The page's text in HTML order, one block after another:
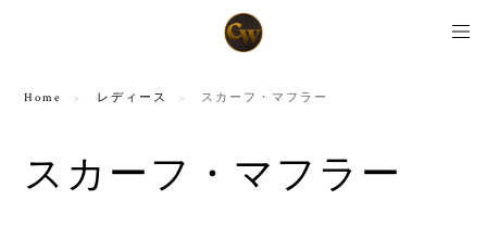
Home レディース スカーフ・マフラー
スカーフ・マフラー